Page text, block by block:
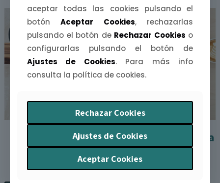
Taza Bellotera /
Bellotero
11,90€-22,00€Rango
OFERTA
Agenda Extremeña
2026 (Vista
Semanal)
aceptar todas las cookies pulsando el
botónAceptar Cookies, rechazarlas
pulsando el botón de Rechazar Cookies o
configurarlas pulsando el botón de
Ajustes de Cookies. Para más info
consulta la política de cookies.
Rechazar Cookies
Ajustes de Cookies
Aceptar Cookies